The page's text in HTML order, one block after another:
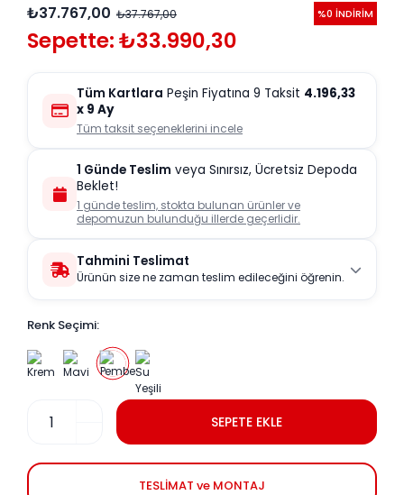
₺37.767,00 ₺37.767,00 %0 İNDİRİM
Sepette: ₺33.990,30
Tüm Kartlara Peşin Fiyatına 9 Taksit 4.196,33
x 9 Ay
Tüm taksit seçeneklerini incele
1 Günde Teslim veya Sınırsız, Ücretsiz Depoda
Beklet!
1 günde teslim, stokta bulunan ürünler ve
depomuzun bulunduğu illerde geçerlidir.
Tahmini Teslimat
Ürünün size ne zaman teslim edileceğini öğrenin.
Renk Seçimi:
SEPETE EKLE
TESLİMAT ve MONTAJ